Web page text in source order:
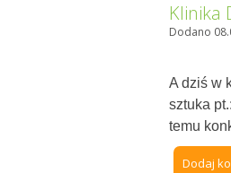
Klinika
Dodano
A dziś w
sztuka
temu
Dodaj